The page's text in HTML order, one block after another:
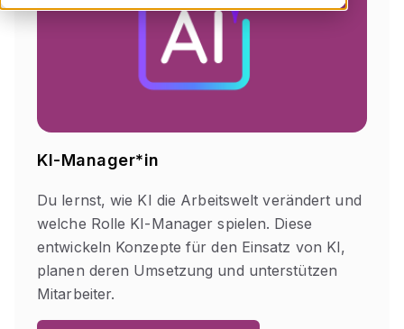
KI-Manager*in
Du lernst, wie KI die Arbeitswelt verändert und
welche Rolle KI-Manager spielen. Diese
entwickeln Konzepte für den Einsatz von KI,
planen deren Umsetzung und unterstützen
Mitarbeiter.